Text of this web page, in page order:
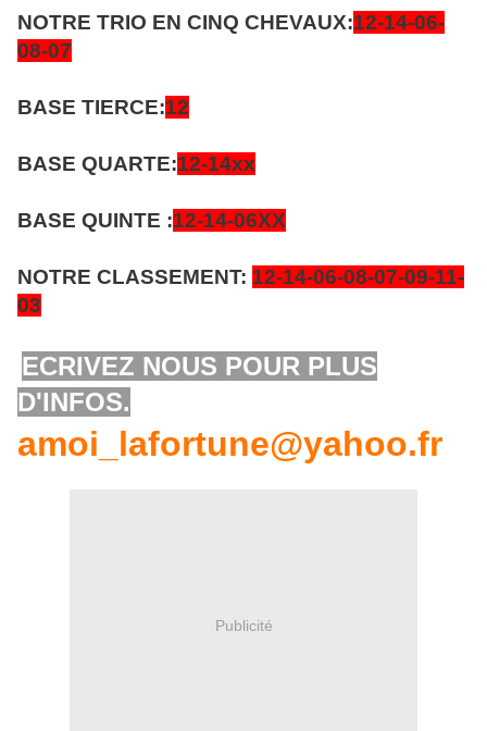
NOTRE TRIO EN CINQ CHEVAUX:12-14-06-
08-07
BASE TIERCE:12
BASE QUARTE:12-14xx
BASE QUINTE :12-14-06XX
NOTRE CLASSEMENT: 12-14-06-08-07-09-11-
03
ECRIVEZ NOUS POUR PLUS
D'INFOS.
amoi_lafortune@yahoo.fr
Publicité